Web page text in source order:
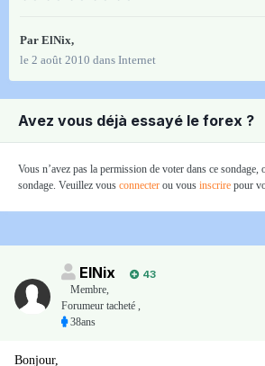
Par ElNix,
le 2 août 2010 dans Internet
Avez vous déjà essayé le forex ?
Vous n’avez pas la permission de voter dans ce
sondage. Veuillez vous connecter ou vous inscrire pour
ElNix
43
Membre,
Forumeur tacheté ,
38ans
Bonjour,